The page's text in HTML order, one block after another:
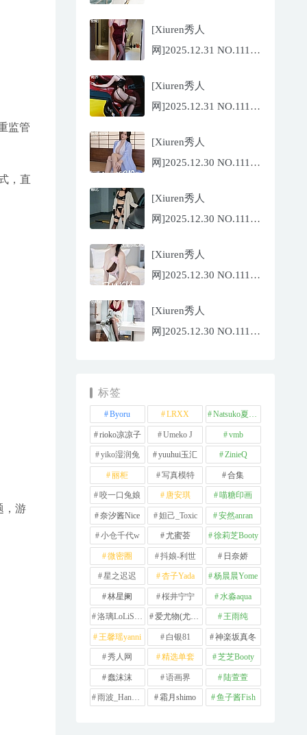
监管
，直
，游
[Xiuren秀人
网]2025.12.31 NO.11181
[Xiuren秀人
网]2025.12.31 NO.11179
[Xiuren秀人
网]2025.12.30 NO.11178
anran[75P/829.04MB]
[Xiuren秀人
网]2025.12.30 NO.11176
[Xiuren秀人
网]2025.12.30 NO.11177
RuRu[81P/734.57MB]
[Xiuren秀人
网]2025.12.30 NO.11175
标签
Byoru LRXX Natsuko夏夏子
rioko凉凉子 Umeko J vmb
yiko湿润兔 yuuhui玉汇 ZinieQ
丽柜 写真模特 合集
咬一口兔娘 唐安琪 喵糖印画
奈汐酱Nice 妲己_Toxic 安然anran
小仓千代w 尤蜜荟 徐莉芝Booty
微密圈 抖娘-利世 日奈娇
星之迟迟 杏子Yada 杨晨晨Yome
林星阑 桜井宁宁 水淼aqua
洛璃LoLiSAMA 爱尤物(尤果网) 王雨纯
王馨瑶yanni 白银81 神楽坂真冬
秀人网 精选单套 芝芝Booty
蠢沫沫 语画界 陆萱萱
雨波_HaneAme 霜月shimo 鱼子酱Fish